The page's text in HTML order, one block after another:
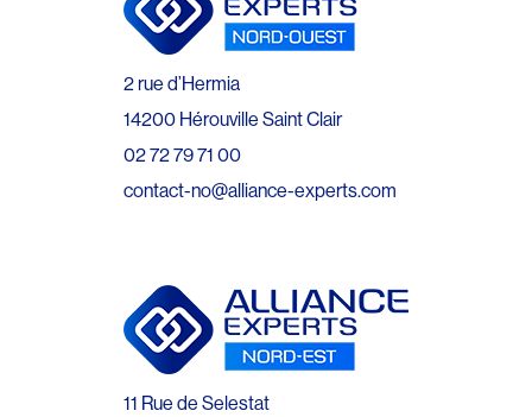
2 rue d’Hermia
14200 Hérouville Saint Clair
02 72 79 71 00
contact-no@alliance-experts.com
11 Rue de Selestat